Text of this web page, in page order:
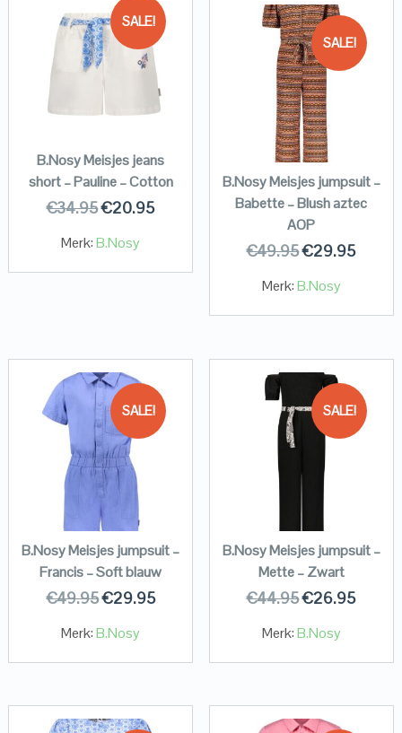
SALE!
B.Nosy Meisjes jeans
short – Pauline – Cotton
€34.95€20.95
Merk:B.Nosy
SALE!
B.Nosy Meisjes jumpsuit –
Babette – Blush aztec
AOP
€49.95€29.95
Merk:B.Nosy
SALE!
B.Nosy Meisjes jumpsuit –
Francis – Soft blauw
€49.95€29.95
Merk:B.Nosy
SALE!
B.Nosy Meisjes jumpsuit –
Mette – Zwart
€44.95€26.95
Merk:B.Nosy